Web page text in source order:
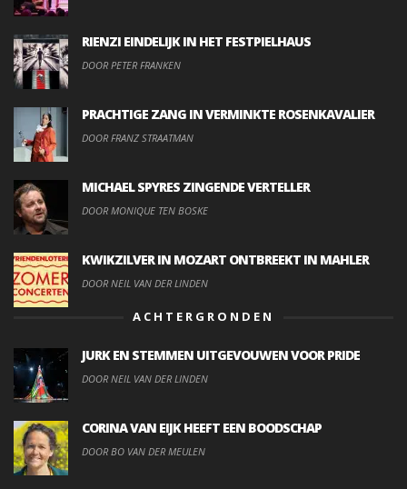
RIENZI EINDELIJK IN HET FESTPIELHAUS
DOOR PETER FRANKEN
PRACHTIGE ZANG IN VERMINKTE ROSENKAVALIER
DOOR FRANZ STRAATMAN
MICHAEL SPYRES ZINGENDE VERTELLER
DOOR MONIQUE TEN BOSKE
KWIKZILVER IN MOZART ONTBREEKT IN MAHLER
DOOR NEIL VAN DER LINDEN
ACHTERGRONDEN
JURK EN STEMMEN UITGEVOUWEN VOOR PRIDE
DOOR NEIL VAN DER LINDEN
CORINA VAN EIJK HEEFT EEN BOODSCHAP
DOOR BO VAN DER MEULEN